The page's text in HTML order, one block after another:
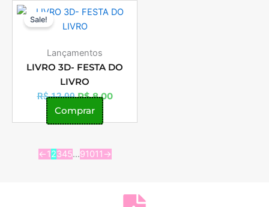
Sale!
Lançamentos
LIVRO 3D- FESTA DO
LIVRO
R$12,00
O
preço
era:
R$ 12,00.
R$8,00
O
R$ 8,00.
Comprar
←12345…91011 →